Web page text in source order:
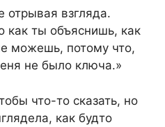
взгляда.
как ты объяснишь, как
можешь, потому что,
не было ключа.»
что-то сказать, но
как будто